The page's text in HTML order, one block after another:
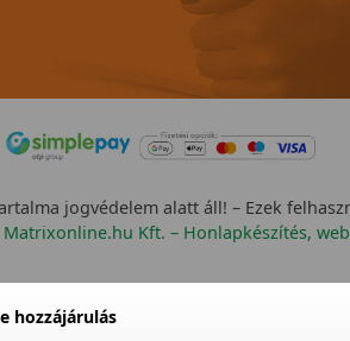
jogvédelem alatt áll! – Ezek
Matrixonline.hu Kft. – Honlapkészítés,
hozzájárulás